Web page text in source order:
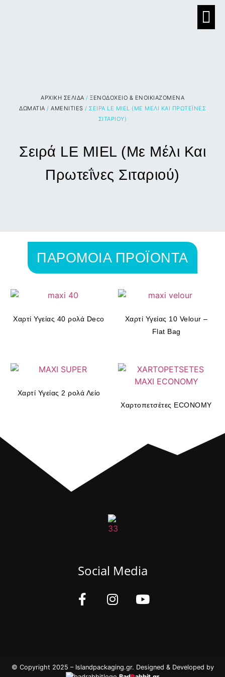
ΑΡΧΙΚΉ ΣΕΛΊΔΑ / ΞΕΝΟΔΟΧΕΙΟ & ΕΝΟΙΚΙΑΖΟΜΕΝΑ
ΔΩΜΑΤΙΑ / AMENITIES / ΣΕΙΡΆ LE MIEL (ΜΕ ΜΈΛΙ ΚΑΙ ΠΡΩΤΕΪ́ΝΕΣ
ΣΙΤΑΡΙΟΎ)
Σειρά LE MIEL (Με Μέλι Και
Πρωτεΐνες Σιταριού)
ΠΑΡΟΜΟΙΑ ΠΡΟΪΟΝΤΑ
Χαρτί Υγείας 40 ρολά Deco
Χαρτί Υγείας 10 Velour –
Flat Bag
Χαρτί Υγείας 2 ρολά Λείο
Χαρτοπετσέτες ECONOMY
Social Media
© Copyright 2025 – Islandpackaging.gr. Designed & Developed by